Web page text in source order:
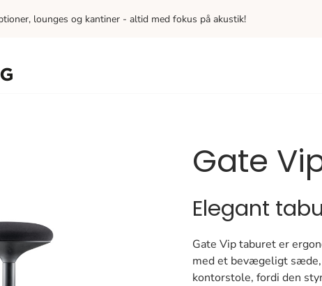
lounges og kantiner - altid med fokus på akustik!
Gate
Elegant
Gate Vip taburet er
med et bevægeligt
kontorstole, fordi den